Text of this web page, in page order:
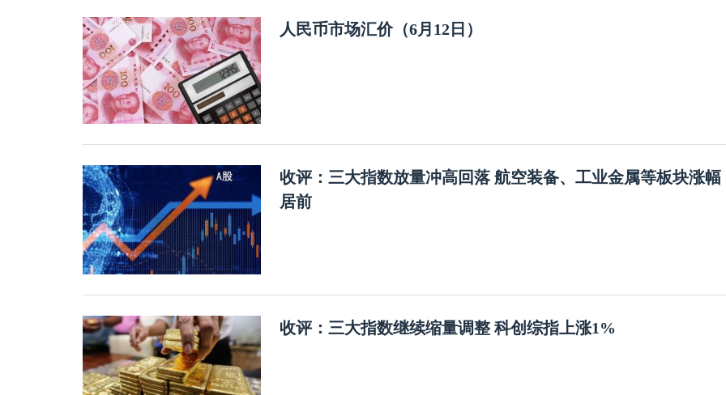
人民币市场汇价（6月12日）
收评：三大指数放量冲高回落 航空装备、工业金属等板块涨幅
居前
收评：三大指数继续缩量调整 科创综指上涨1%